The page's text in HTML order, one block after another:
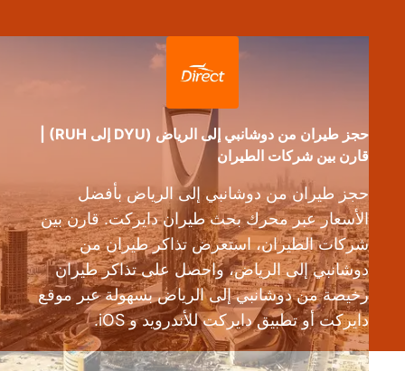
حجز طيران من دوشانبي إلى الرياض (DYU إلى RUH) |
قارن بين شركات الطيران
حجز طيران من دوشانبي إلى الرياض بأفضل
الأسعار عبر محرك بحث طيران دايركت. قارن بين
شركات الطيران، استعرض تذاكر طيران من
دوشانبي إلى الرياض، واحصل على تذاكر طيران
رخيصة من دوشانبي إلى الرياض بسهولة عبر موقع
دايركت أو تطبيق دايركت للأندرويد و iOS.